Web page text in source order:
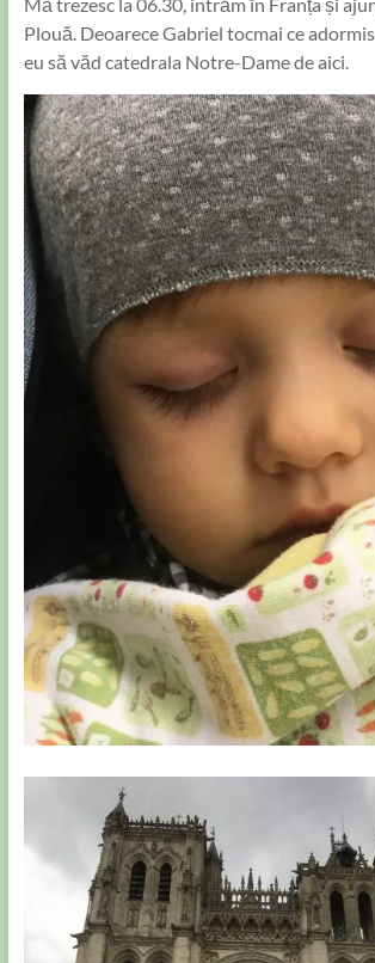
Plouă. Deoarece Gabriel tocmai ce
eu să văd catedrala Notre-Dame de aici.